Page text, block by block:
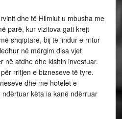
dhe të Hilmiut u mbusha me
parë, kur vizitova gati krejt
shqiptarë, bij të lindur e rritur
në mërgim disa vjet
në atdhe dhe kishin investuar.
rritjen e bizneseve të tyre.
dhe me hotelet e
këta ia kanë ndërruar